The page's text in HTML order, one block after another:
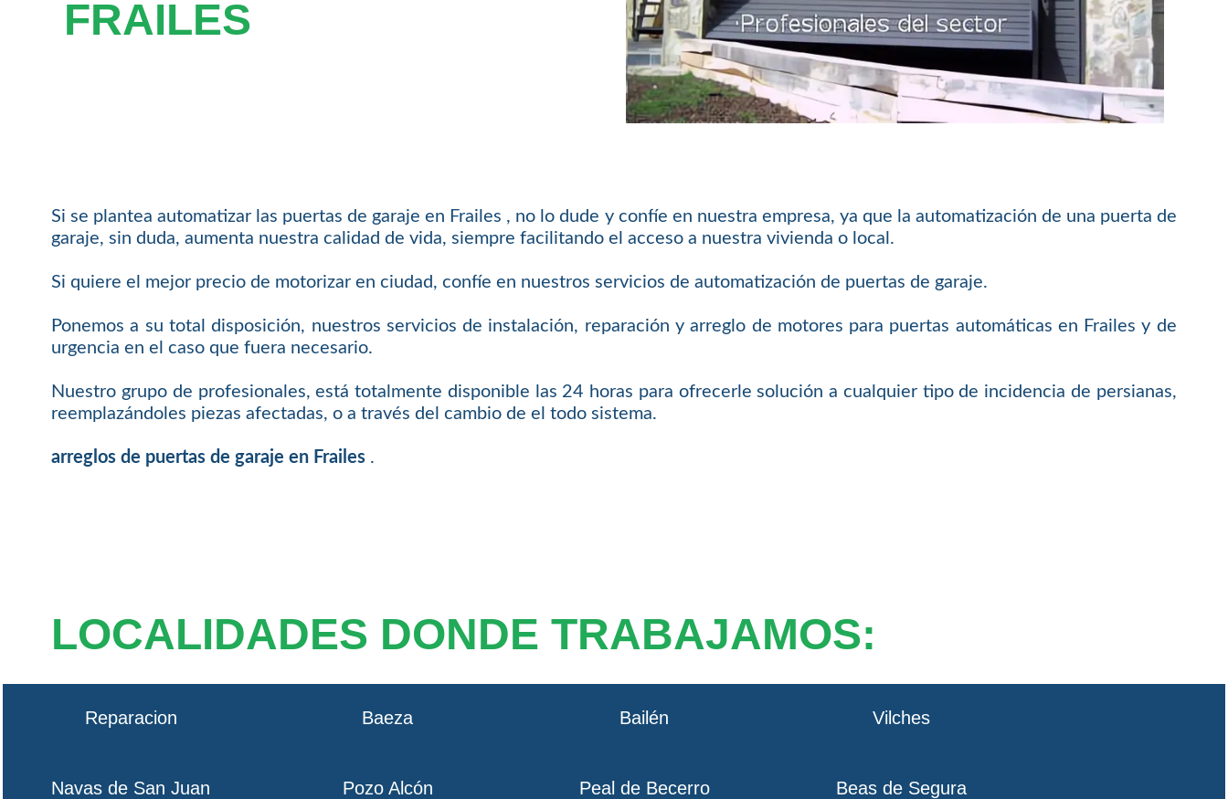
FRAILES
Si se plantea automatizar las puertas de garaje en Frailes , no lo dude y confíe en nuestra empresa, ya que la automatización de una puerta de
garaje, sin duda, aumenta nuestra calidad de vida, siempre facilitando el acceso a nuestra vivienda o local.
Si quiere el mejor precio de motorizar en ciudad, confíe en nuestros servicios de automatización de puertas de garaje.
Ponemos a su total disposición, nuestros servicios de instalación, reparación y arreglo de motores para puertas automáticas en Frailes y de
urgencia en el caso que fuera necesario.
Nuestro grupo de profesionales, está totalmente disponible las 24 horas para ofrecerle solución a cualquier tipo de incidencia de persianas,
reemplazándoles piezas afectadas, o a través del cambio de el todo sistema.
arreglos de puertas de garaje en Frailes .
LOCALIDADES DONDE TRABAJAMOS:
Reparacion Baeza Bailén Vilches
Navas de San Juan Pozo Alcón Peal de Becerro Beas de Segura